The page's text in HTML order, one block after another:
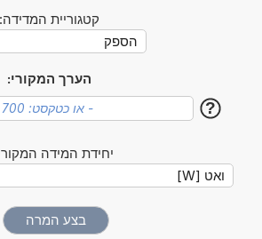
קטגוריית המדידה:
הערך המקורי:
?
יחידת המידה